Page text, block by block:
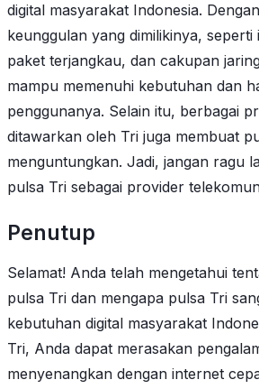
digital masyarakat Indonesia.
keunggulan yang dimilikinya,
paket terjangkau, dan cakupan
mampu memenuhi kebutuhan dan
penggunanya. Selain itu, berbagai
ditawarkan oleh Tri juga membuat
menguntungkan. Jadi, jangan ragu
pulsa Tri sebagai provider
Penutup
Selamat! Anda telah mengetahui
pulsa Tri dan mengapa pulsa Tri
kebutuhan digital masyarakat
Tri, Anda dapat merasakan
menyenangkan dengan internet